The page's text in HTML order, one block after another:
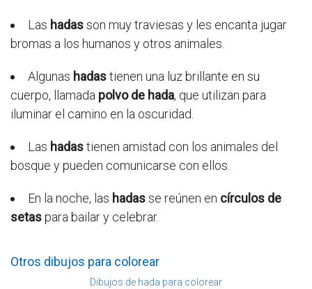
Las hadasson muy traviesas y les encanta jugar
bromas a los humanos y otros animales.
Algunas hadastienen una luz brillante en su
cuerpo, llamada polvo de hada, que utilizan para
iluminar el camino en la oscuridad.
Las hadastienen amistad con los animales del
bosque y pueden comunicarse con ellos.
En la noche, las hadasse reúnen en círculos de
setaspara bailar y celebrar.
Otros dibujos para colorear
Dibujos de hada para colorear